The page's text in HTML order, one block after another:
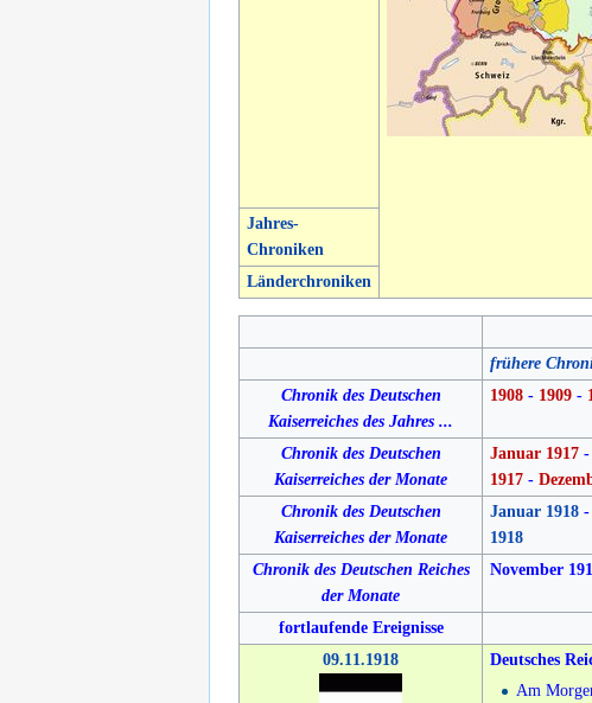
Jahres-
Chroniken
Länderchroniken
frühere
Chronik des Deutschen
Kaiserreiches des Jahres ...
1908- 1909-
Chronik des Deutschen
Kaiserreiches der Monate
Januar 1917-
1917-
Chronik des Deutschen
Kaiserreiches der Monate
Januar 1918-
1918
Chronik des Deutschen Reiches
der Monate
November
fortlaufende Ereignisse
09.11.1918
Deutsches
Am